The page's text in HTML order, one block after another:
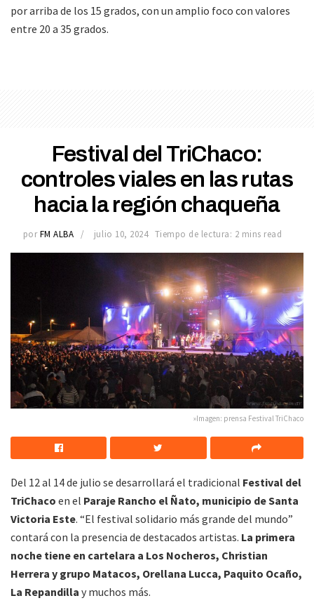
por arriba de los 15 grados, con un amplio foco con valores
entre 20 a 35 grados.
Festival del TriChaco:
controles viales en las rutas
hacia la región chaqueña
por FM ALBA julio 10, 2024 Tiempo de lectura: 2 mins read
»Imagen: prensa Festival TriChaco
Del 12 al 14 de julio se desarrollará el tradicional Festival del
TriChaco en el Paraje Rancho el Ñato, municipio de Santa
Victoria Este. “El festival solidario más grande del mundo”
contará con la presencia de destacados artistas. La primera
noche tiene en cartelara a Los Nocheros, Christian
Herrera y grupo Matacos, Orellana Lucca, Paquito Ocaño,
La Repandilla y muchos más.